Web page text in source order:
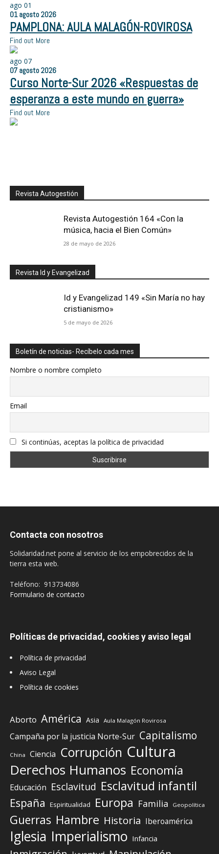
ago 01
01 agosto 2026
PAMPLONA: AULA MALAGÓN-ROVIROSA
Find out More
ago 07
07 agosto 2026
Curso Norte-Sur 2026 «Respuestas de
esperanza a este mundo en guerra»
Find out More
Revista Autogestión
Revista Autogestión 164 «Con la
música, hacia el Bien Común»
28 de mayo de 2026
Revista Id y Evangelizad
Id y Evangelizad 149 «Sin María no hay
cristianismo»
5 de mayo de 2026
Boletín de noticias- Recíbelo cada mes
Nombre o nombre completo
Email
Si continúas, aceptas la política de privacidad
Contacta con nosotros
Solidaridad.net pone al servicio de los empobrecidos de la
tierra esta web.
Teléfono: 913734086
Formulario de contacto
Políticas de privacidad, cookies y aviso legal
Política de privacidad
Aviso Legal
Política de cookies
Aborto América Asia Aula Malagón Rovirosa
Campaña por la justicia Norte-Sur Capitalismo
China Ciencia Corrupción Cultura
Derechos Humanos Economía
Educación Esclavitud Esclavitud infantil
España Espiritualidad Europa Familia Geopolítica
Guerras Hambre Historia Iberoamérica
Iglesia Imperialismo Infancia